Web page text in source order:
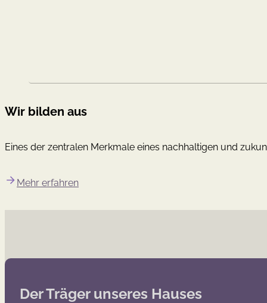
Wir bilden aus
Eines der zentralen Merkmale eines nachhaltigen und
Mehr erfahren
Der Träger unseres Hauses